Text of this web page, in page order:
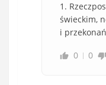
1.
świeckim,
i
0 0